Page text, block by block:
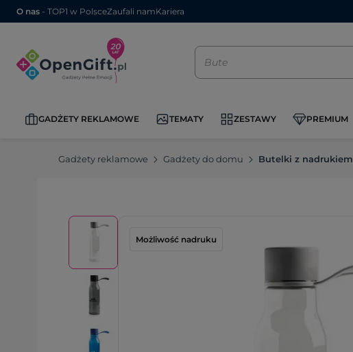
O nas - TOP1 w PolsceZaufali namKariera
GADŻETY REKLAMOWE TEMATY ZESTAWY PREMIUM
Gadżety reklamowe Gadżety do domu Butelki z nadrukiem
Możliwość nadruku